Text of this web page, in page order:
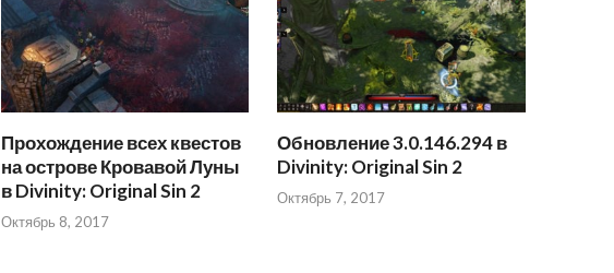
Прохождение всех квестов
на острове Кровавой Луны
в Divinity: Original Sin 2
Октябрь 8, 2017
Обновление 3.0.146.294 в
Divinity: Original Sin 2
Октябрь 7, 2017